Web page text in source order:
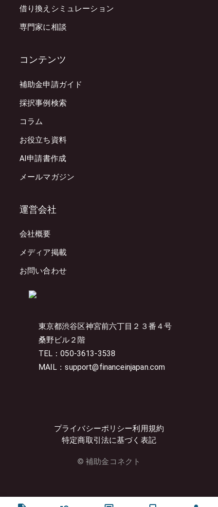
東京都渋谷区神宮前六丁目２３番４号
桑野ビル２階
TEL：050-3613-3538
MAIL：support@financeinjapan.com
プライバシーポリシー利用規約
特定商取引法に基づく表記
© 補助金コネクト
借り換えシミュレーション
専門家に相談
コンテンツ
補助金申請ガイド
採択事例検索
コラム
お役立ち資料
AI申請書作成
メールマガジン
運営会社
会社概要
メディア掲載
お問い合わせ